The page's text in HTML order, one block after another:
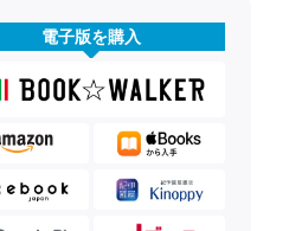
電子版を購入